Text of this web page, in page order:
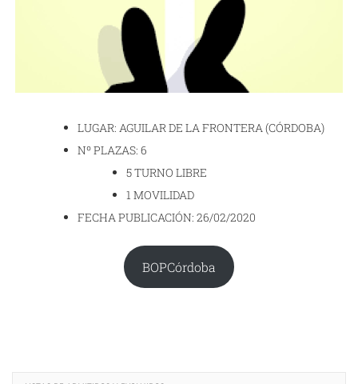
LUGAR: AGUILAR DE LA FRONTERA (CÓRDOBA)
Nº PLAZAS: 6
5 TURNO LIBRE
1 MOVILIDAD
FECHA PUBLICACIÓN: 26/02/2020
BOPCórdoba